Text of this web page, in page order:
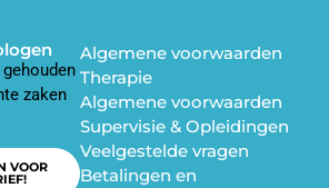
Algemene voorwaarden
Therapie
Algemene voorwaarden
Supervisie & Opleidingen
Veelgestelde vragen
Betalingen en
zaken
VOOR